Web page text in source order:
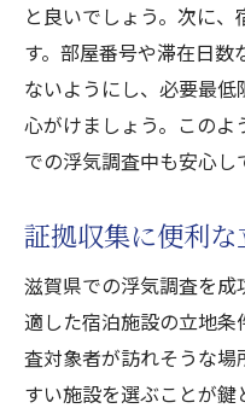
と良いでしょう。次に
す。部屋番号や滞在日
ないようにし、必要最
心がけましょう。このよ
での浮気調査中も安心し
証拠収集に便利
滋賀県での浮気調査を
適した宿泊施設の立地条
査対象者が訪れそうな
すい施設を選ぶことが